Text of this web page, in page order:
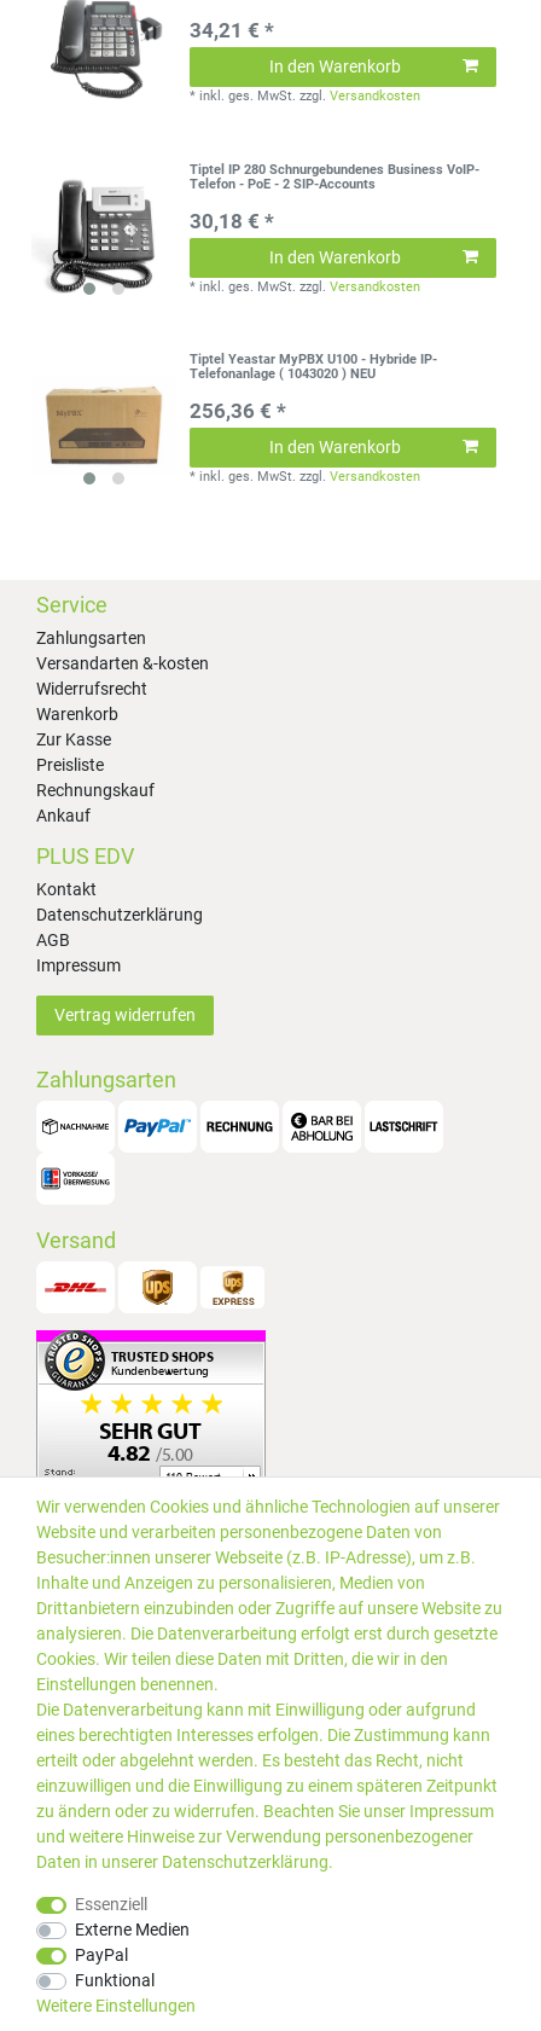
34,21 € *
In den Warenkorb
* inkl. ges. MwSt. zzgl.Versandkosten
Tiptel IP 280 Schnurgebundenes Business VoIP-
Telefon - PoE - 2 SIP-Accounts
30,18 € *
In den Warenkorb
* inkl. ges. MwSt. zzgl.Versandkosten
Tiptel Yeastar MyPBX U100 - Hybride IP-
Telefonanlage ( 1043020 ) NEU
256,36 € *
In den Warenkorb
* inkl. ges. MwSt. zzgl.Versandkosten
Service
Zahlungsarten
Versandarten &-kosten
Widerrufsrecht
Warenkorb
Zur Kasse
Preisliste
Rechnungskauf
Ankauf
PLUS EDV
Kontakt
Datenschutzerklärung
AGB
Impressum
Vertrag widerrufen
Zahlungsarten
Versand
MwSt. zzgl.Versandkosten
Kundenbewertungen von Trusted Shops
Wir verwenden Cookies und ähnliche Technologien auf unserer
Website und verarbeiten personenbezogene Daten von
Besucher:innen unserer Webseite (z.B. IP-Adresse), um z.B.
Inhalte und Anzeigen zu personalisieren, Medien von
Drittanbietern einzubinden oder Zugriffe auf unsere Website zu
analysieren. Die Datenverarbeitung erfolgt erst durch gesetzte
Cookies. Wir teilen diese Daten mit Dritten, die wir in den
Einstellungen benennen.
Die Datenverarbeitung kann mit Einwilligung oder aufgrund
eines berechtigten Interesses erfolgen. Die Zustimmung kann
erteilt oder abgelehnt werden. Es besteht das Recht, nicht
einzuwilligen und die Einwilligung zu einem späteren Zeitpunkt
zu ändern oder zu widerrufen. Beachten Sie unser Impressum
und weitere Hinweise zur Verwendung personenbezogener
Daten in unserer Daten­schutz­erklärung.
Essenziell
Externe Medien
PayPal
Funktional
Weitere Einstellungen